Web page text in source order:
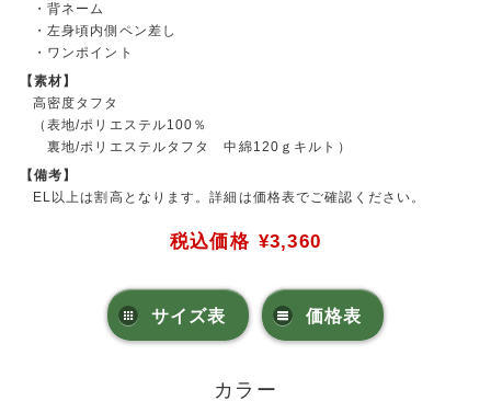
・背ネーム
・左身頃内側ペン差し
・ワンポイント
【素材】
高密度タフタ
（表地/ポリエステル100％
裏地/ポリエステルタフタ 中綿120ｇキルト）
【備考】
EL以上は割高となります。詳細は価格表でご確認ください。
税込価格 ¥3,360
サイズ表 価格表
カラー